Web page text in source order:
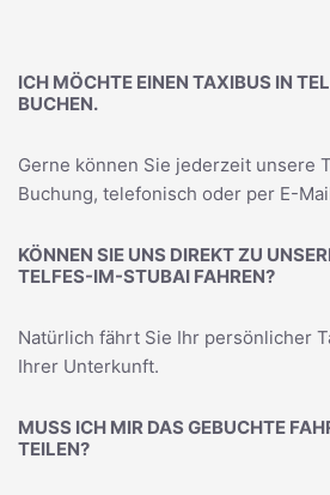
ICH MÖCHTE EINEN TAXIBUS IN
BUCHEN.
Gerne können Sie jederzeit unsere
Buchung, telefonisch oder per E-
KÖNNEN SIE UNS DIREKT ZU
TELFES-IM-STUBAI FAHREN?
Natürlich fährt Sie Ihr persönlicher
Ihrer Unterkunft.
MUSS ICH MIR DAS GEBUCHTE
TEILEN?